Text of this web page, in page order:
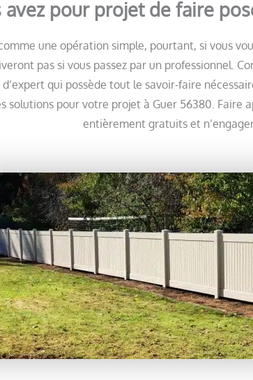
avez pour projet de faire
une opération simple, pourtant, si vous
pas si vous passez par un professionnel.
qui possède tout le savoir-faire
solutions pour votre projet à Guer 56380. Faire
entièrement gratuits et